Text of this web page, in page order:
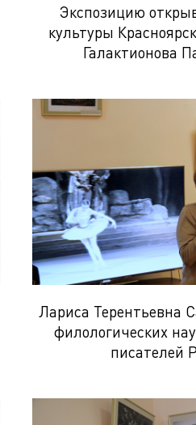
Экспозицию
культуры
Галактионова
Лариса Терентьевна
филологических
писателей